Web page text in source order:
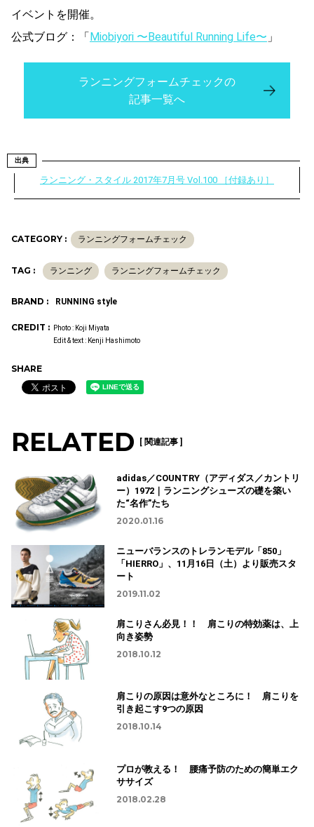
イベントを開催。
公式ブログ：「 Miobiyori 〜Beautiful Running Life〜 」
ランニングフォームチェックの
記事一覧へ
出典
ランニング・スタイル 2017年7月号 Vol.100 ［付録あり］
CATEGORY : ランニングフォームチェック
TAG : ランニング ランニングフォームチェック
BRAND : RUNNING style
CREDIT :
Photo : Koji Miyata
Edit & text : Kenji Hashimoto
SHARE
RELATED [ 関連記事 ]
adidas／COUNTRY（アディダス／カントリ
ー）1972｜ランニングシューズの礎を築い
た“名作”たち
2020.01.16
ニューバランスのトレランモデル「850」
「HIERRO」、11月16日（土）より販売スタ
ート
2019.11.02
肩こりさん必見！！ 肩こりの特効薬は、上
向き姿勢
2018.10.12
肩こりの原因は意外なところに！ 肩こりを
引き起こす9つの原因
2018.10.14
プロが教える！ 腰痛予防のための簡単エク
ササイズ
2018.02.28